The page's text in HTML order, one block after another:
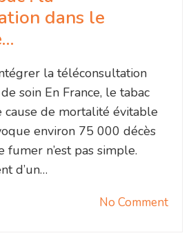
dans le
la téléconsultation
soin En France, le tabac
de mortalité évitable
environ 75 000 décès
fumer n’est pas simple.
d’un…
No Comment